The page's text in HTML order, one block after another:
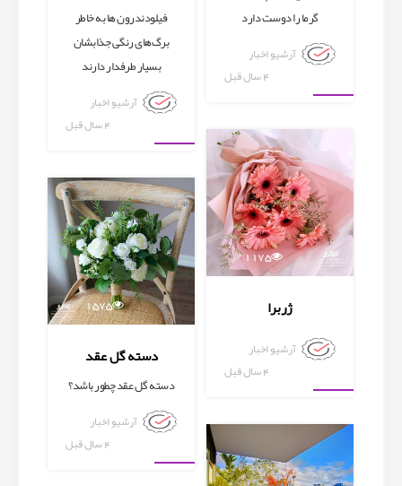
گرما را دوست دارد
آرشیو اخبار
4 سال قبل
فیلودندرون ها به خاطر
برگ‌های رنگی جذابشان
بسیار طرفدار دارند
آرشیو اخبار
4 سال قبل
1175
ژربرا
آرشیو اخبار
4 سال قبل
1575
دسته گل عقد
دسته گل عقد چطور باشد؟
آرشیو اخبار
4 سال قبل